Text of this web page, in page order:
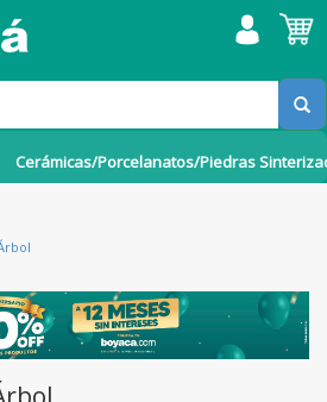
Cerámicas/Porcelanatos/Piedras